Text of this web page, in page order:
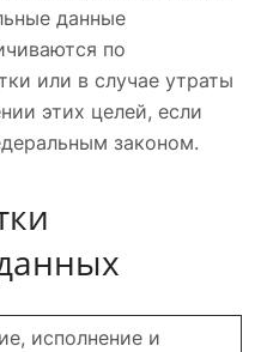
данные
по
или в случае утраты
этих целей, если
законом.
исполнение и